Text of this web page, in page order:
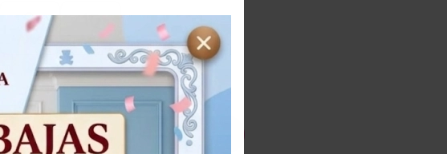
8
Años
10
Años
Añadir al carrito